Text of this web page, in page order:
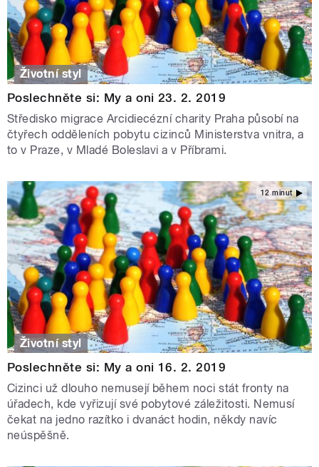
Životní styl
Poslechněte si: My a oni 23. 2. 2019
Středisko migrace Arcidiecézní charity Praha působí na
čtyřech odděleních pobytu cizinců Ministerstva vnitra, a
to v Praze, v Mladé Boleslavi a v Příbrami.
12 minut
Životní styl
Poslechněte si: My a oni 16. 2. 2019
Cizinci už dlouho nemusejí během noci stát fronty na
úřadech, kde vyřizují své pobytové záležitosti. Nemusí
čekat na jedno razítko i dvanáct hodin, někdy navíc
neúspěšně.